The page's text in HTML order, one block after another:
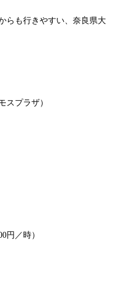
らも行きやすい、奈良県大
スプラザ）
円／時）